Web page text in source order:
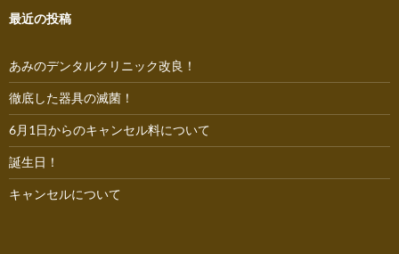
ン
最近の投稿
あみのデンタルクリニック改良！
徹底した器具の滅菌！
6月1日からのキャンセル料について
誕生日！
キャンセルについて